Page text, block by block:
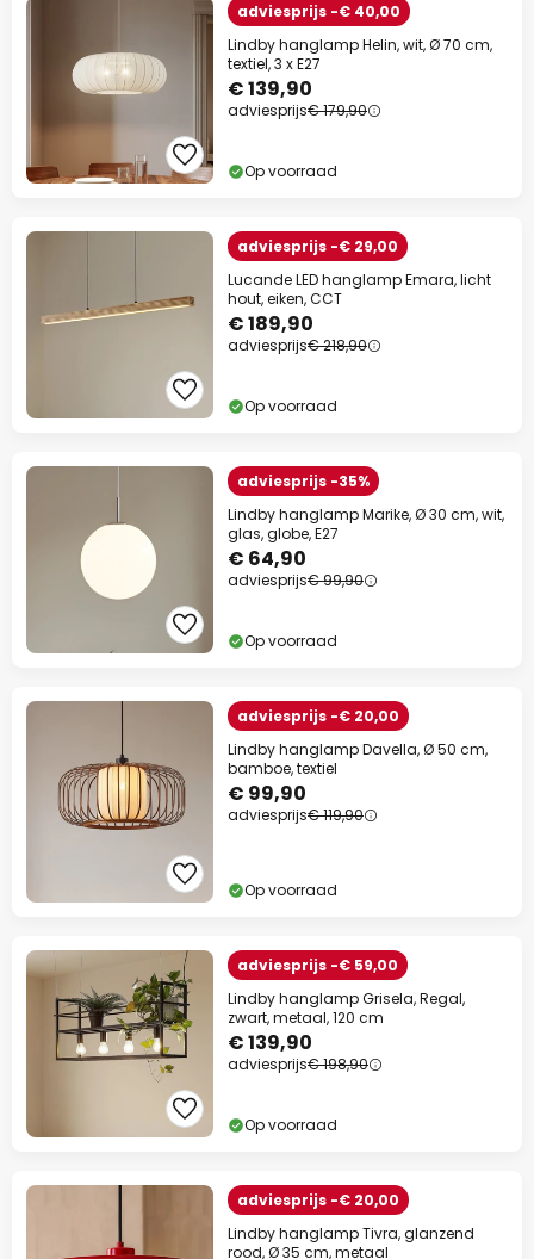
adviesprijs -€ 40,00
Lindby hanglamp Helin, wit, Ø 70 cm,
textiel, 3 x E27
€ 139,90
adviesprijs€ 179,90
Op voorraad
adviesprijs -€ 29,00
Lucande LED hanglamp Emara, licht
hout, eiken, CCT
€ 189,90
adviesprijs€ 218,90
Op voorraad
adviesprijs -35%
Lindby hanglamp Marike, Ø 30 cm, wit,
glas, globe, E27
€ 64,90
adviesprijs€ 99,90
Op voorraad
adviesprijs -€ 20,00
Lindby hanglamp Davella, Ø 50 cm,
bamboe, textiel
€ 99,90
adviesprijs€ 119,90
Op voorraad
adviesprijs -€ 59,00
Lindby hanglamp Grisela, Regal,
zwart, metaal, 120 cm
€ 139,90
adviesprijs€ 198,90
Op voorraad
adviesprijs -€ 20,00
Lindby hanglamp Tivra, glanzend
rood, Ø 35 cm, metaal